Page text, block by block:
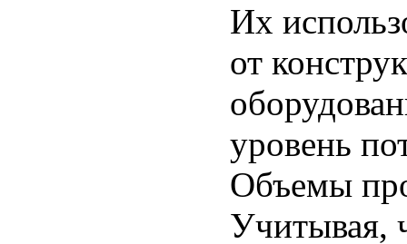
Их
от
уровень
Объемы
Учитывая,